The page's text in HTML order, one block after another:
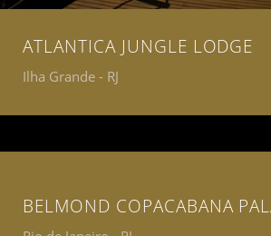
ATLANTICA JUNGLE LODGE
Ilha Grande - RJ
BELMOND COPACABANA